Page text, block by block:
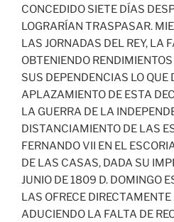
CONCEDIDO SIETE DÍAS
LOGRARÍAN TRASPASAR.
LAS JORNADAS DEL REY, LA
OBTENIENDO
SUS DEPENDENCIAS LO QUE
APLAZAMIENTO DE ESTA
LA GUERRA DE LA
DISTANCIAMIENTO DE LAS
FERNANDO VII EN EL
DE LAS CASAS, DADA SU
JUNIO DE 1809 D. DOMINGO
LAS OFRECE
ADUCIENDO LA FALTA DE